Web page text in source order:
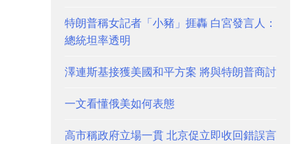
特朗普稱女記者「小豬」捱轟 白宮發言人：
總統坦率透明
澤連斯基接獲美國和平方案 將與特朗普商討
一文看懂俄美如何表態
高市稱政府立場一貫 北京促立即收回錯誤言